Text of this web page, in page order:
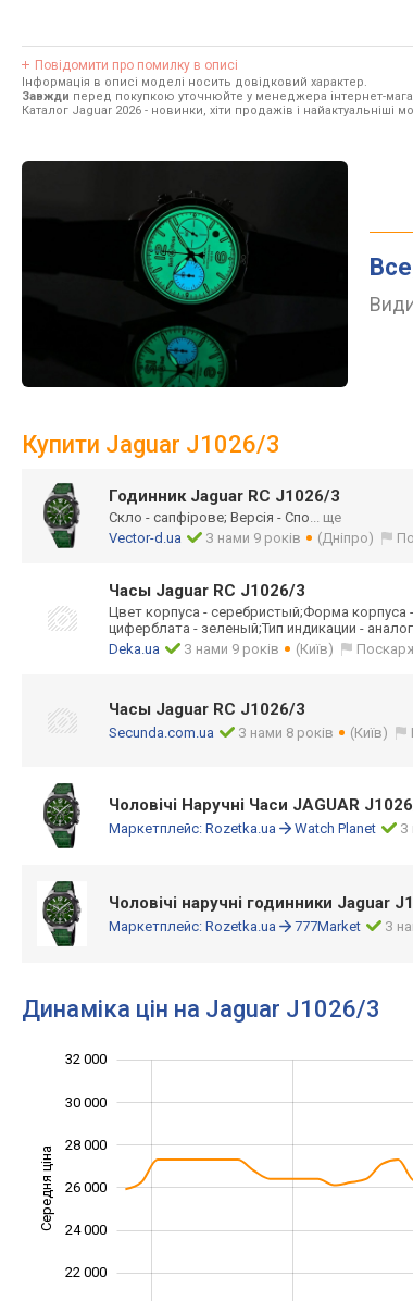
Повідомити про помилку в описі
Інформація в описі моделі носить довідковий характер.
Завжди перед покупкою уточнюйте у менеджера інтернет-
Каталог Jaguar 2026 - новинки, хіти продажів і найактуальніші
Купити Jaguar J1026/3
Годинник Jaguar RC J1026/3
Скло - сапфірове; Версія - Спо... ще
Vector-d.ua
З нами 9 років (Дніпро)
Часы Jaguar RC J1026/3
Цвет корпуса - серебристый;Форма корпуса
циферблата - зеленый;Тип индикации -
Deka.ua
З нами 9 років (Київ)
Часы Jaguar RC J1026/3
Secunda.com.ua З нами 8 років (Київ)
Чоловічі Наручні Часи JAGUAR
Маркетплейс: Rozetka.ua Watch Planet З
Чоловічі наручні годинники Jaguar
Маркетплейс: Rozetka.ua 777Market З
Динаміка цін на Jaguar J1026/3
Середня ціна 20 000
22 000
24 000
26 000
28 000
30 000
32 000